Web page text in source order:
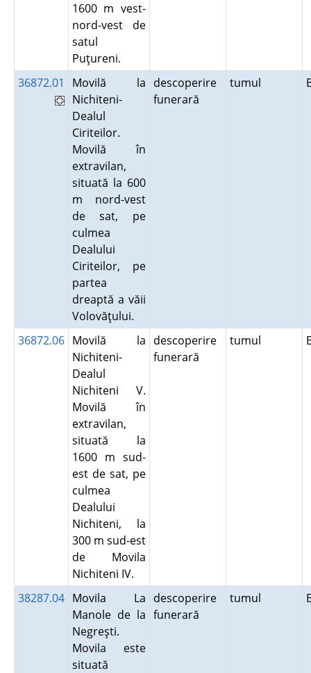
1600 m vest-
nord-vest de
satul
Puţureni.
36872.01
Movilă la
Nichiteni-
Dealul
Ciriteilor.
Movilă în
extravilan,
situată la 600
m nord-vest
de sat, pe
culmea
Dealului
Ciriteilor, pe
partea
dreaptă a văii
Volovăţului.
descoperire
funerară
tumul
36872.06 Movilă la
Nichiteni-
Dealul
Nichiteni V.
Movilă în
extravilan,
situată la
1600 m sud-
est de sat, pe
culmea
Dealului
Nichiteni, la
300 m sud-est
de Movila
Nichiteni IV.
descoperire
funerară
tumul
38287.04 Movila La
Manole de la
Negreşti.
Movila este
situată
descoperire
funerară
tumul